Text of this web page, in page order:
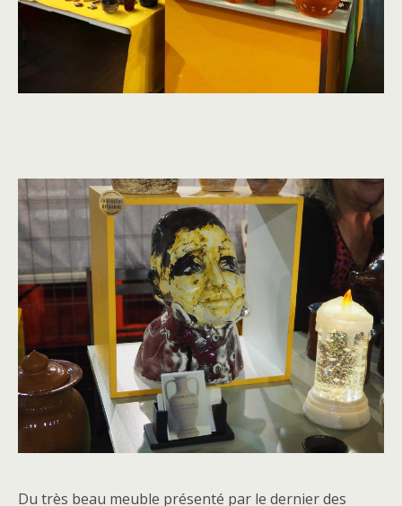
Du très beau meuble présenté par le dernier des